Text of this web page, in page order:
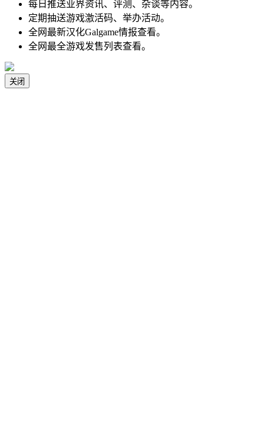
每日推送业界资讯、评测、杂谈等内容。
定期抽送游戏激活码、举办活动。
全网最新汉化Galgame情报查看。
全网最全游戏发售列表查看。
关闭